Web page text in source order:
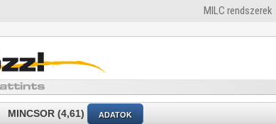
MILC rendszerek
MINCSOR (4,61) ADATOK